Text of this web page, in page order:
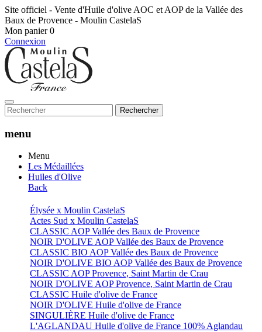
Site officiel - Vente d'Huile d'olive AOC et AOP de la Vallée des
Baux de Provence - Moulin CastelaS
Mon panier 0
Connexion
Rechercher
menu
Menu
Les Médaillées
Huiles d'Olive
Back
Élysée x Moulin CastelaS
Actes Sud x Moulin CastelaS
CLASSIC AOP Vallée des Baux de Provence
NOIR D'OLIVE AOP Vallée des Baux de Provence
CLASSIC BIO AOP Vallée des Baux de Provence
NOIR D'OLIVE BIO AOP Vallée des Baux de Provence
CLASSIC AOP Provence, Saint Martin de Crau
NOIR D'OLIVE AOP Provence, Saint Martin de Crau
CLASSIC Huile d'olive de France
NOIR D'OLIVE Huile d'olive de France
SINGULIÈRE Huile d'olive de France
L'AGLANDAU Huile d'olive de France 100% Aglandau